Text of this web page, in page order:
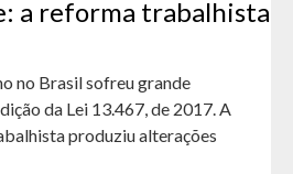
a reforma trabalhista
no Brasil sofreu grande
da Lei 13.467, de 2017. A
produziu alterações